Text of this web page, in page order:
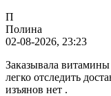
П
Полина
02-08-2026, 23:23
Заказывала
легко отследить
изъянов нет .